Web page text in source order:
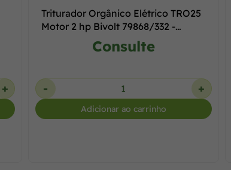
+
Triturador Orgânico Elétrico TRO25
Motor 2 hp Bivolt 79868/332 -
Consulte
- +
Adicionar ao carrinho